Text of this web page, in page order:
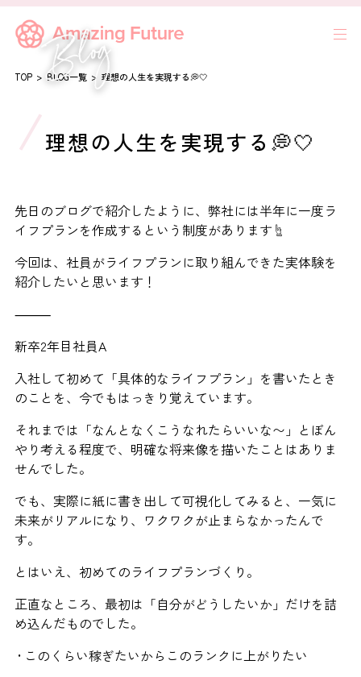
TOP BLOG一覧 理想の人生を実現する💭🤍
理想の人生を実現する💭🤍
先日のブログで紹介したように、弊社には半年に一度ラ
イフプランを作成するという制度があります☝
今回は、社員がライフプランに取り組んできた実体験を
紹介したいと思います！
⸻
新卒2年目社員A
入社して初めて「具体的なライフプラン」を書いたとき
のことを、今でもはっきり覚えています。
それまでは「なんとなくこうなれたらいいな〜」とぼん
やり考える程度で、明確な将来像を描いたことはありま
せんでした。
でも、実際に紙に書き出して可視化してみると、一気に
未来がリアルになり、ワクワクが止まらなかったんで
す。
とはいえ、初めてのライフプランづくり。
正直なところ、最初は「自分がどうしたいか」だけを詰
め込んだものでした。
• このくらい稼ぎたいからこのランクに上がりたい